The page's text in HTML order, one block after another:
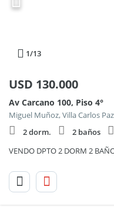
1/13
USD 130.000
Av Carcano 100, Piso 4°
Miguel Muñoz, Villa Carlos Paz
2 dorm.
2 baños
VENDO DPTO 2 DORM 2